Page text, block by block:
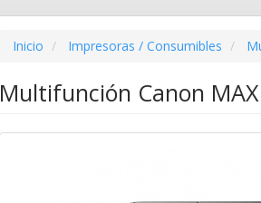
Inicio Impresoras / Consumibles
Multifunción Canon